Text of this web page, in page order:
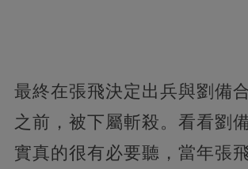
最終在張飛決定出兵與劉備
之前，被下屬斬殺。看看劉
實真的很有必要聽，當年張